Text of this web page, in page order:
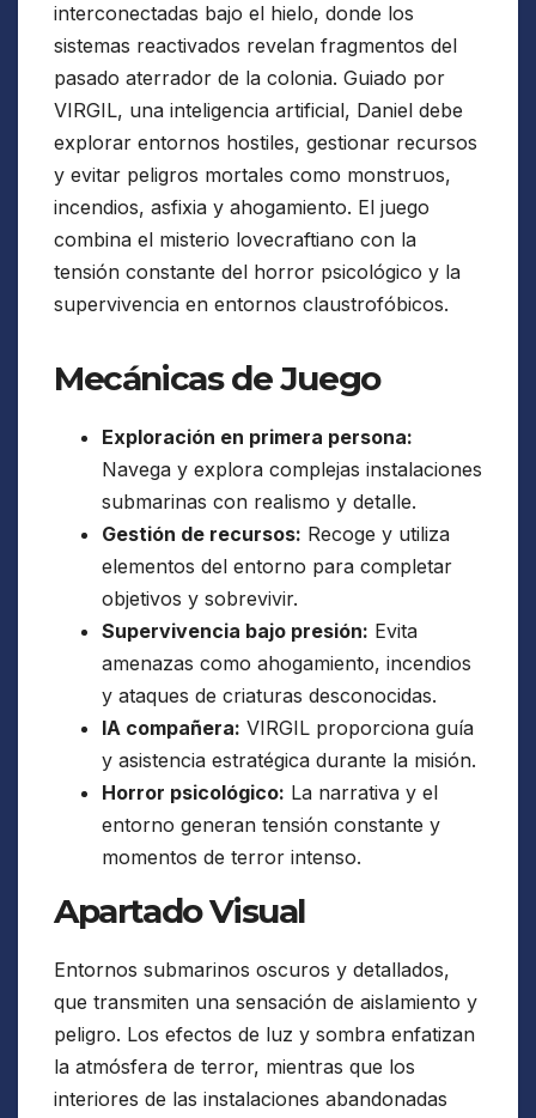
interconectadas bajo el hielo, donde los
sistemas reactivados revelan fragmentos del
pasado aterrador de la colonia. Guiado por
VIRGIL, una inteligencia artificial, Daniel debe
explorar entornos hostiles, gestionar recursos
y evitar peligros mortales como monstruos,
incendios, asfixia y ahogamiento. El juego
combina el misterio lovecraftiano con la
tensión constante del horror psicológico y la
supervivencia en entornos claustrofóbicos.
Mecánicas de Juego
Exploración en primera persona:
Navega y explora complejas instalaciones
submarinas con realismo y detalle.
Gestión de recursos: Recoge y utiliza
elementos del entorno para completar
objetivos y sobrevivir.
Supervivencia bajo presión: Evita
amenazas como ahogamiento, incendios
y ataques de criaturas desconocidas.
IA compañera: VIRGIL proporciona guía
y asistencia estratégica durante la misión.
Horror psicológico: La narrativa y el
entorno generan tensión constante y
momentos de terror intenso.
Apartado Visual
Entornos submarinos oscuros y detallados,
que transmiten una sensación de aislamiento y
peligro. Los efectos de luz y sombra enfatizan
la atmósfera de terror, mientras que los
interiores de las instalaciones abandonadas